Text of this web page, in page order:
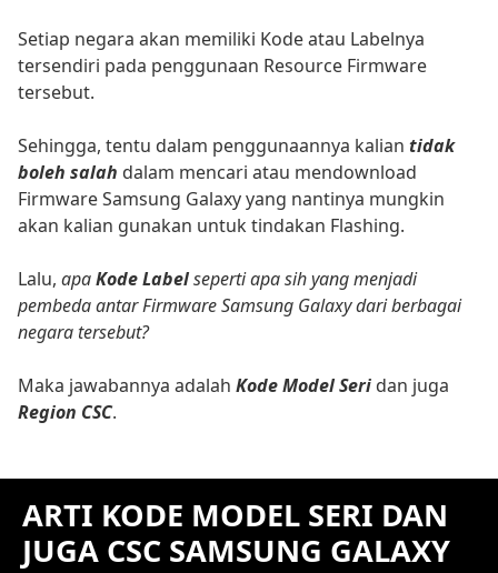
Setiap negara akan memiliki Kode atau Labelnya
tersendiri pada penggunaan Resource Firmware
tersebut.
Sehingga, tentu dalam penggunaannya kalian tidak
boleh salah dalam mencari atau mendownload
Firmware Samsung Galaxy yang nantinya mungkin
akan kalian gunakan untuk tindakan Flashing.
Lalu, apaKode Labelseperti apa sih yang menjadi
pembeda antar Firmware Samsung Galaxy dari berbagai
negara tersebut?
Maka jawabannya adalah Kode Model Seri dan juga
Region CSC.
ARTI KODE MODEL SERI DAN
JUGA CSC SAMSUNG GALAXY